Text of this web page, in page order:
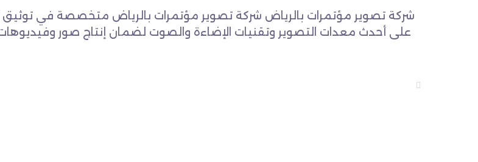
شركة تصوير مؤتمرات بالرياض شركة تصوير مؤتمرات بالرياض متخصصة في توثيق
على أحدث معدات التصوير وتقنيات الإضاءة والصوت لضمان إنتاج صور